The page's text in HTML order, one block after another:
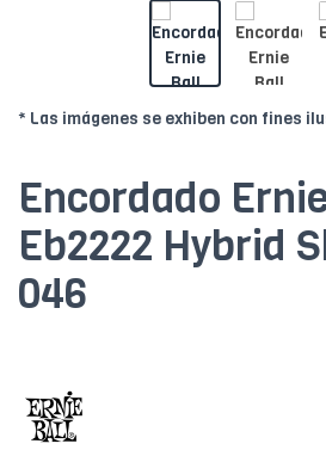
* Las imágenes se exhiben con fines
Encordado
Eb2222 Hybrid
046